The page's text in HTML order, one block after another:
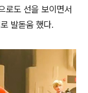
로도 선을 보이면서
발돋움 했다.